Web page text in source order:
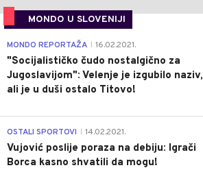
MONDO U SLOVENIJI
MONDO REPORTAŽA 16.02.2021.
"Socijalističko čudo nostalgično za
Jugoslavijom": Velenje je izgubilo naziv,
ali je u duši ostalo Titovo!
OSTALI SPORTOVI 14.02.2021.
Vujović poslije poraza na debiju: Igrači
Borca kasno shvatili da mogu!